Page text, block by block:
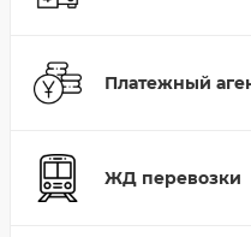
Платежный
ЖД перевозки